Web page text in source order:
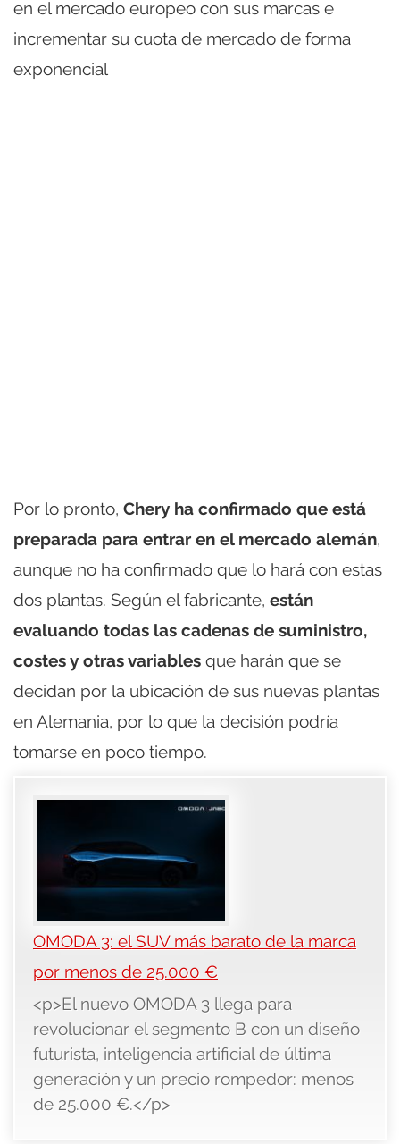
en el mercado europeo con sus marcas e
incrementar su cuota de mercado de forma
exponencial
Por lo pronto, Chery ha confirmado que está
preparada para entrar en el mercado alemán,
aunque no ha confirmado que lo hará con estas
dos plantas. Según el fabricante, están
evaluando todas las cadenas de suministro,
costes y otras variables que harán que se
decidan por la ubicación de sus nuevas plantas
en Alemania, por lo que la decisión podría
tomarse en poco tiempo.
OMODA 3: el SUV más barato de la marca
por menos de 25.000 €
<p>El nuevo OMODA 3 llega para
revolucionar el segmento B con un diseño
futurista, inteligencia artificial de última
generación y un precio rompedor: menos
de 25.000 €.</p>